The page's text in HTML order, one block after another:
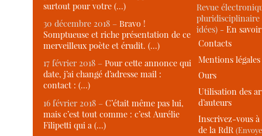
surtout pour votre (…)
30 décembre 2018 –Bravo !
Somptueuse et riche présentation de ce
merveilleux poète et érudit. (…)
17 février 2018 –Pour cette annonce qui
date, j’ai changé d’adresse mail :
contact : (…)
16 février 2018 –C’était même pas lui,
mais c’est tout comme : c’est Aurélie
Filipetti qui a (…)
Revue
idées) -En
Contacts
Mentions légales
Ours
Utilisation des
d’auteurs
Inscrivez-vous
de la RdR